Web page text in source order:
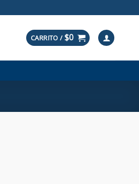
CARRITO / $0